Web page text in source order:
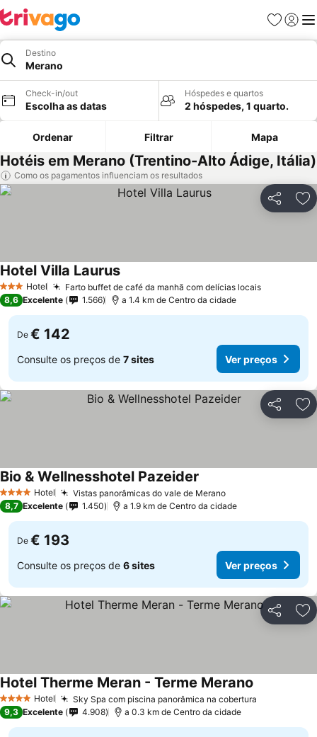
Favoritos
Iniciar
Destino
Merano
Check-in/out
Escolha as datas
Hóspedes e quartos
2 hóspedes, 1 quarto.
Ordenar Filtrar Mapa
Hotéis em Merano (Trentino-Alto Ádige, Itália)
Como os pagamentos influenciam os resultados
Partilhar
3 EstrelasHotel Farto buffet de café da manhã com delícias locais
Hotel Villa Laurus
8,6 Excelente 1.566 a 1.4 km de Centro da cidade
De € 142
Consulte os preços de 7 sites Ver preços
Partilhar
4 EstrelasHotel Vistas panorâmicas do vale de Merano
Bio & Wellnesshotel Pazeider
8,7 Excelente 1.450 a 1.9 km de Centro da cidade
De € 193
Consulte os preços de 6 sites Ver preços
Partilhar
4 EstrelasHotel Sky Spa com piscina panorâmica na cobertura
Hotel Therme Meran - Terme Merano
9,3 Excelente 4.908 a 0.3 km de Centro da cidade